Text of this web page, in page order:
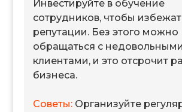
Инвестируйте в обучение
сотрудников, чтобы
репутации. Без этого можно
обращаться с недовольными
клиентами, и это отсрочит
бизнеса.
Советы: Организуйте